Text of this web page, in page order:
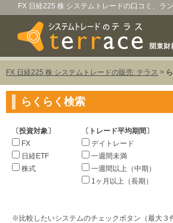
FX 日経225 株 システムトレードの口コミ、ラ
FX 日経225 株 システムトレードの販売: テラス >
らくらく検索
〔投資対象〕
FX
日経ETF
株式
〔トレード平均期間〕
デイトレード
一週間未満
一週間以上（中期）
1ヶ月以上（長期）
※比較したいシステムのチェックボタン（最大３